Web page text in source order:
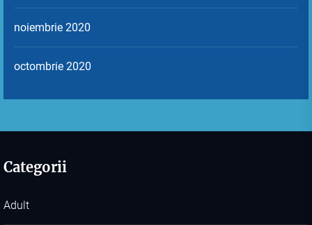
noiembrie 2020
octombrie 2020
Categorii
Adult